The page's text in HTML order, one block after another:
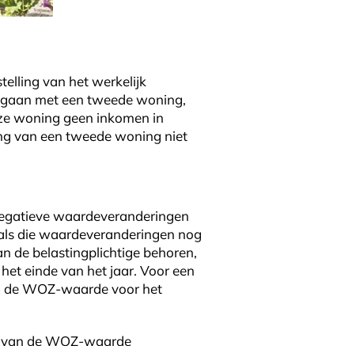
van het werkelijk
met een tweede woning,
woning geen inkomen in
van een tweede woning niet
waardeveranderingen
die waardeveranderingen nog
de belastingplichtige behoren,
einde van het jaar. Voor een
WOZ-waarde voor het
de WOZ-waarde